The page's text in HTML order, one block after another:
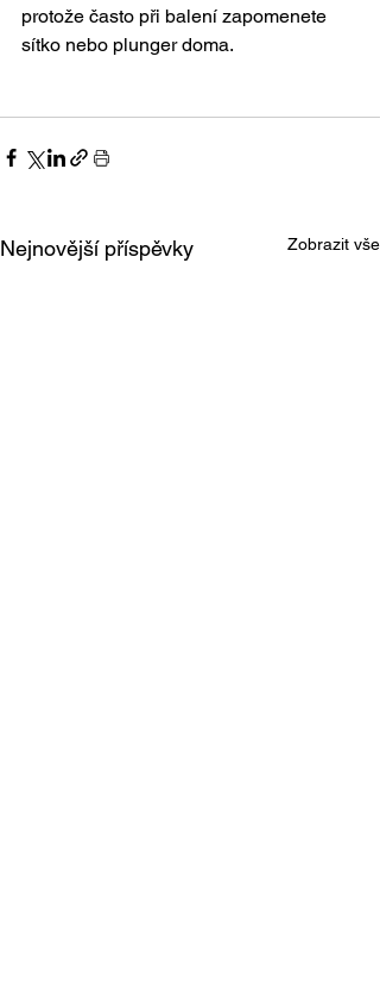
protože často při balení zapomenete
sítko nebo plunger doma.
Nejnovější příspěvky Zobrazit vše